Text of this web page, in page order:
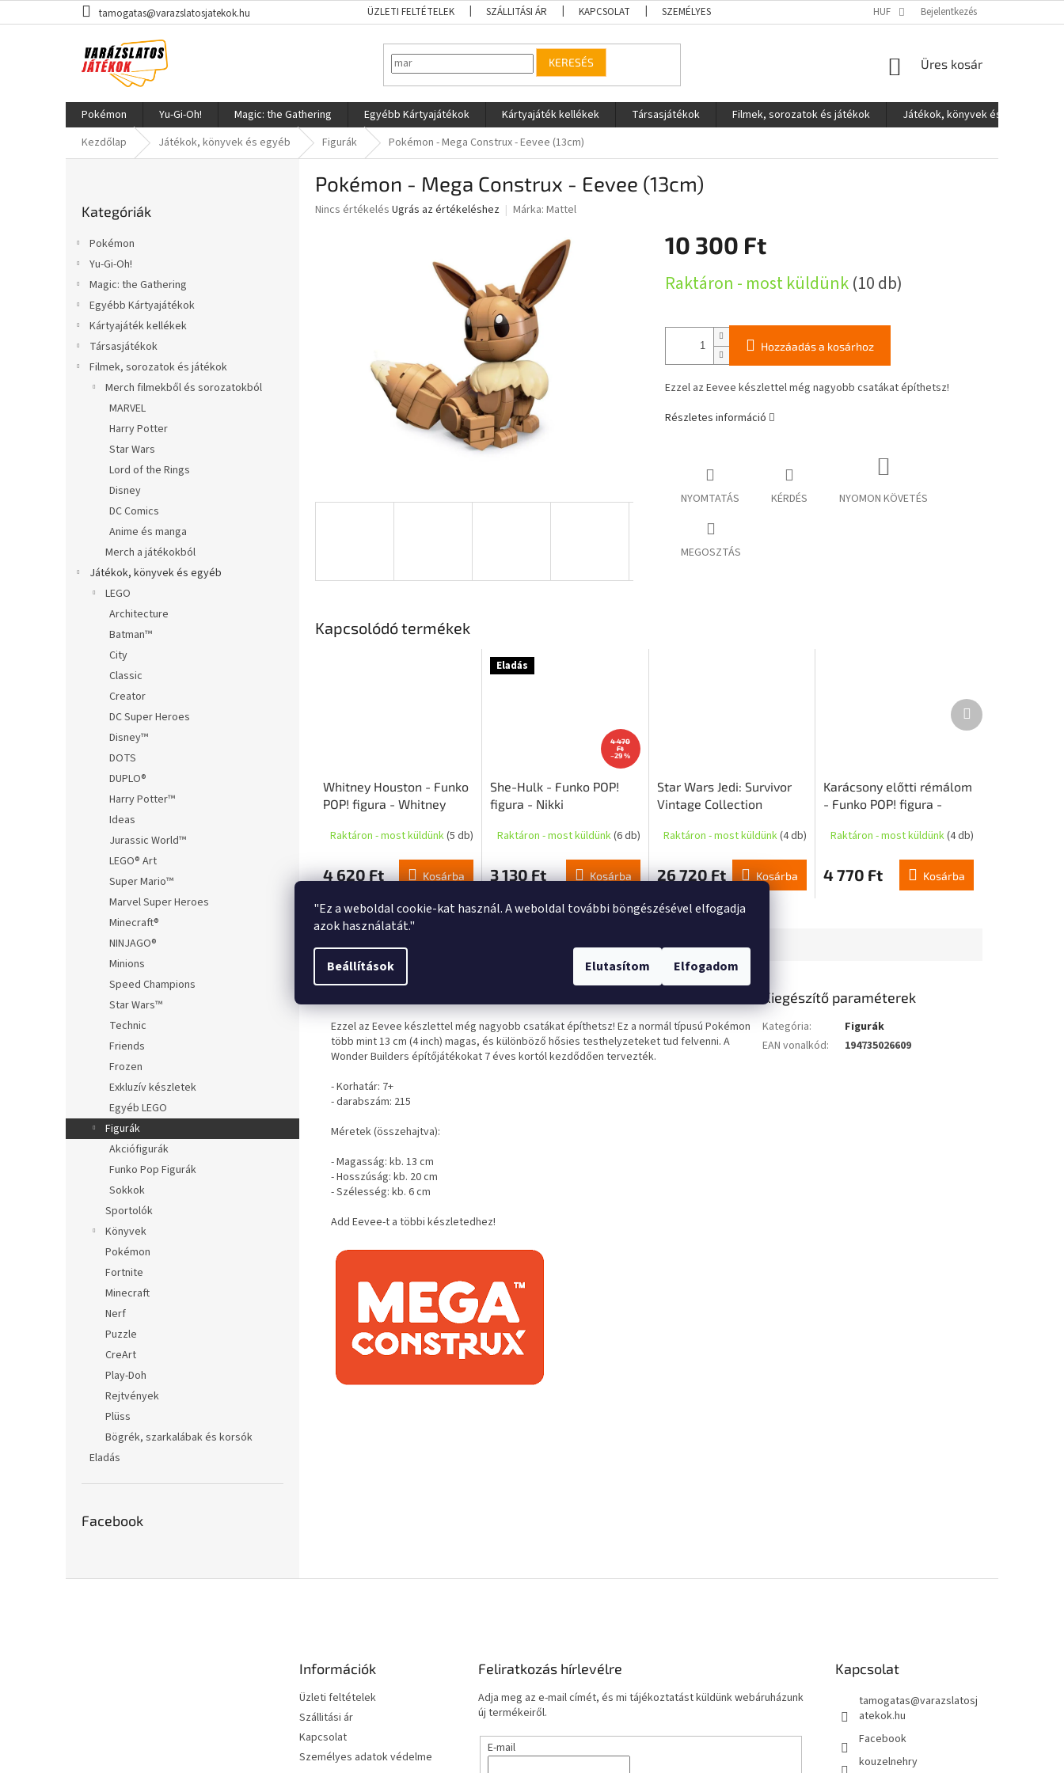
"Ez a weboldal cookie-kat használ. A weboldal további böngészésével elfogadja
azok használatát."
Beállítások Elutasítom Elfogadom
a
tamogatas@varazslatosjatekok.hu ÜZLETI FELTÉTELEK SZÁLLITÁSI ÁR KAPCSOLAT SZEMÉLYES ADATOK VÉDELME HUF Bejelentkezés
KERESÉS KOSÁR
Üres kosár
Pokémon Yu-Gi-Oh! Magic: the Gathering Egyébb Kártyajátékok Kártyajáték kellékek Társasjátékok Filmek, sorozatok és játékok
Játékok, könyvek és egyéb
Kezdőlap
Játékok, könyvek és egyéb Figurák Pokémon - Mega Construx - Eevee (13cm)
átugrása
Kategóriák
Pokémon
Yu-Gi-Oh!
Magic: the Gathering
Egyébb Kártyajátékok
Kártyajáték kellékek
Társasjátékok
Filmek, sorozatok és játékok
Merch filmekből és sorozatokból
MARVEL
Harry Potter
Star Wars
Lord of the Rings
Disney
DC Comics
Anime és manga
Merch a játékokból
Játékok, könyvek és egyéb
LEGO
Architecture
Batman™
City
Classic
Creator
DC Super Heroes
Disney™
DOTS
DUPLO®
Harry Potter™
Ideas
Jurassic World™
LEGO® Art
Super Mario™
Marvel Super Heroes
Minecraft®
NINJAGO®
Minions
Speed Champions
Star Wars™
Technic
Friends
Frozen
Exkluzív készletek
Egyéb LEGO
Figurák
Akciófigurák
Funko Pop Figurák
Sokkok
Sportolók
Könyvek
Pokémon
Fortnite
Minecraft
Nerf
Puzzle
CreArt
Play-Doh
Rejtvények
Plüss
Bögrék, szarkalábak és korsók
Eladás
Facebook
Pokémon - Mega Construx - Eevee (13cm)
A
Nincs értékelés Ugrás az értékeléshez Márka: Mattel
10 300 Ft
Raktáron - most küldünk(10 db)
Hozzáadás a kosárhoz
Ezzel az Eevee készlettel még nagyobb csatákat építhetsz!
Részletes információ
NYOMTATÁS KÉRDÉS NYOMON KÖVETÉS
MEGOSZTÁS
Kapcsolódó termékek
Whitney Houston - Funko
POP! figura - Whitney
Know)
Raktáron - most küldünk(5 db)
4 620 Ft Kosárba
Eladás
4 470
Ft
–29 %
She-Hulk - Funko POP!
figura - Nikki
Raktáron - most küldünk(6 db)
3 130 Ft Kosárba
Star Wars Jedi: Survivor
Vintage Collection
készlet - 3-Pack Special
Raktáron - most küldünk(4 db)
26 720 Ft Kosárba
Karácsony előtti rémálom
- Funko POP! figura -
(DIY)
Raktáron - most küldünk(4 db)
4 770 Ft Kosárba
Következő
termék
Leírás Hasonló (10)
Ezzel az Eevee készlettel még nagyobb csatákat építhetsz! Ez a normál típusú Pokémon
több mint 13 cm (4 inch) magas, és különböző hősies testhelyzeteket tud felvenni. A
Wonder Builders építőjátékokat 7 éves kortól kezdődően tervezték.
- Korhatár: 7+
- darabszám: 215
Méretek (összehajtva):
- Magasság: kb. 13 cm
- Hosszúság: kb. 20 cm
- Szélesség: kb. 6 cm
Add Eevee-t a többi készletedhez!
Kiegészítő paraméterek
Kategória:
Figurák
EAN vonalkód: 194735026609
Információk
Üzleti feltételek
Szállitási ár
Kapcsolat
Személyes adatok védelme
Feliratkozás hírlevélre
Adja meg az e-mail címét, és mi tájékoztatást küldünk webáruházunk
új termékeiről.
E-mail
Kapcsolat
tamogatas@varazslatosj
atekok.hu
Facebook
kouzelnehry